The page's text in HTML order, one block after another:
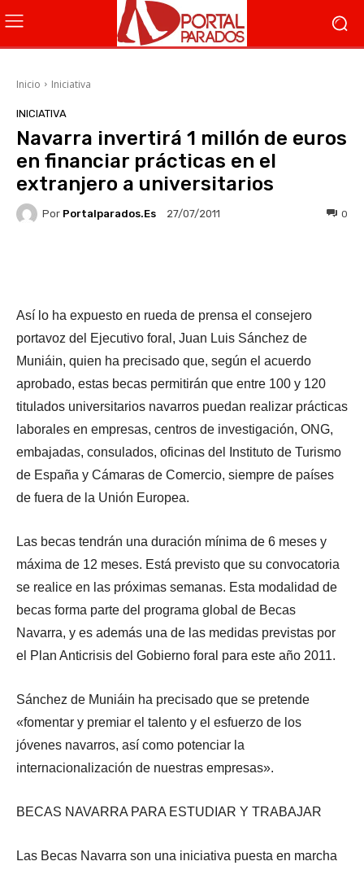
Inicio Iniciativa
INICIATIVA
Navarra invertirá 1 millón de euros
en financiar prácticas en el
extranjero a universitarios
Por Portalparados.es 27/07/2011 0
Así lo ha expuesto en rueda de prensa el consejero
portavoz del Ejecutivo foral, Juan Luis Sánchez de
Muniáin, quien ha precisado que, según el acuerdo
aprobado, estas becas permitirán que entre 100 y 120
titulados universitarios navarros puedan realizar prácticas
laborales en empresas, centros de investigación, ONG,
embajadas, consulados, oficinas del Instituto de Turismo
de España y Cámaras de Comercio, siempre de países
de fuera de la Unión Europea.
Las becas tendrán una duración mínima de 6 meses y
máxima de 12 meses. Está previsto que su convocatoria
se realice en las próximas semanas. Esta modalidad de
becas forma parte del programa global de Becas
Navarra, y es además una de las medidas previstas por
el Plan Anticrisis del Gobierno foral para este año 2011.
Sánchez de Muniáin ha precisado que se pretende
«fomentar y premiar el talento y el esfuerzo de los
jóvenes navarros, así como potenciar la
internacionalización de nuestras empresas».
BECAS NAVARRA PARA ESTUDIAR Y TRABAJAR
Las Becas Navarra son una iniciativa puesta en marcha